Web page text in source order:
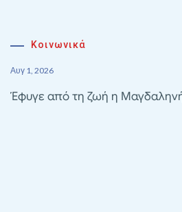
Κοινωνικά
Αυγ 1, 2026
Έφυγε από τη ζωή η